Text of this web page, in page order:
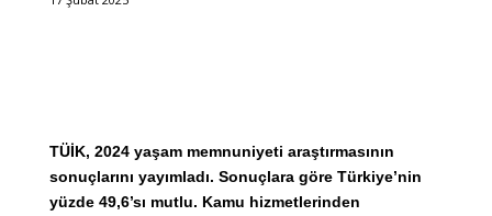
TÜİK, 2024 yaşam memnuniyeti araştırmasının
sonuçlarını yayımladı. Sonuçlara göre Türkiye’nin
yüzde 49,6’sı mutlu. Kamu hizmetlerinden